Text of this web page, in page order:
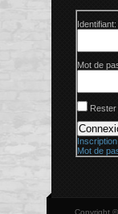
Identifiant:
Mot de
Inscription
Mot de
Copyright